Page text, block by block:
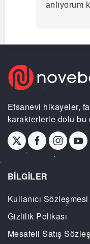
anlıyorum
Efsanevi hikayeler,
karakterlerle dolu bu
BİLGİLER
Kullanıcı Sözleşmesi
Gizlilik Polikası
Mesafeli Satış